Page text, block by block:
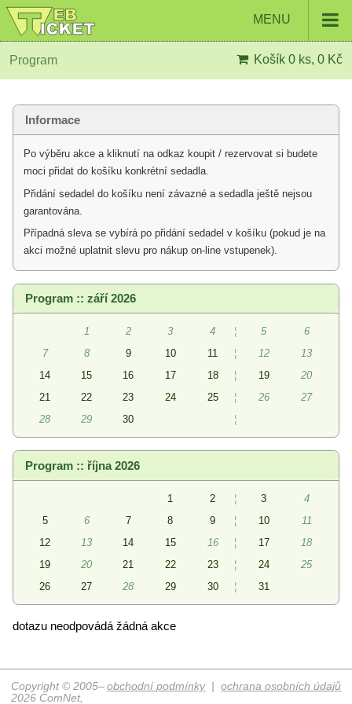
MENU
Program Košík 0 ks, 0 Kč
Informace
Po výběru akce a kliknutí na odkaz koupit / rezervovat si budete
moci přidat do košíku konkrétní sedadla.
Přidání sedadel do košíku není závazné a sedadla ještě nejsou
garantována.
Případná sleva se vybírá po přidání sedadel v košíku (pokud je na
akci možné uplatnit slevu pro nákup on-line vstupenek).
Program :: září 2026
1 2 3 4 ¦ 5
6
7
8 9 10 11 ¦ 12
13
14
15 16 17 18 ¦ 19
20
21
22 23 24 25 ¦ 26
27
28
29 30 ¦
Program :: října 2026
1 2 ¦ 3
4
5
6 7 8 9 ¦ 10
11
12
13 14 15 16 ¦ 17
18
19
20 21 22 23 ¦ 24
25
26
27 28 29 30 ¦ 31
dotazu neodpovádá žádná akce
obchodní podmínky|ochrana osobních údajů
Copyright © 2005–
2026 ComNet,